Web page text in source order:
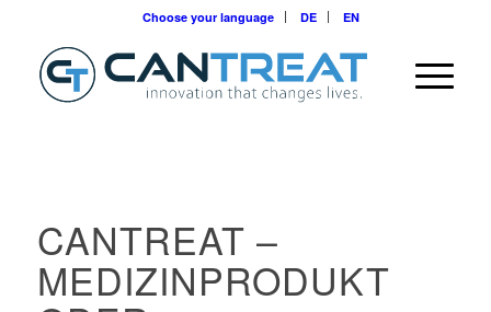
Choose your language DE EN
CANTREAT –
MEDIZINPRODUKT